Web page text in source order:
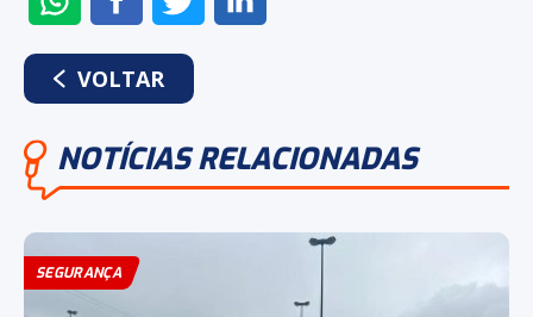
NO
WHATSAPP
NO
FACEBOOK
NO
VOLTAR
NOTÍCIAS RELACIONADAS
SEGURANÇA